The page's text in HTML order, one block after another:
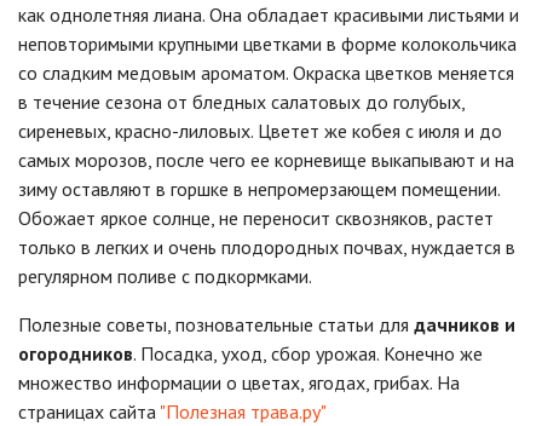
как однолетняя лиана. Она обладает красивыми листьями и
неповторимыми крупными цветками в форме колокольчика
со сладким медовым ароматом. Окраска цветков меняется
в течение сезона от бледных салатовых до голубых,
сиреневых, красно-лиловых. Цветет же кобея с июля и до
самых морозов, после чего ее корневище выкапывают и на
зиму оставляют в горшке в непромерзающем помещении.
Обожает яркое солнце, не переносит сквозняков, растет
только в легких и очень плодородных почвах, нуждается в
регулярном поливе с подкормками.
Полезные советы, позновательные статьи для дачников и
огородников. Посадка, уход, сбор урожая. Конечно же
множество информации о цветах, ягодах, грибах. На
страницах сайта "Полезная трава.ру"